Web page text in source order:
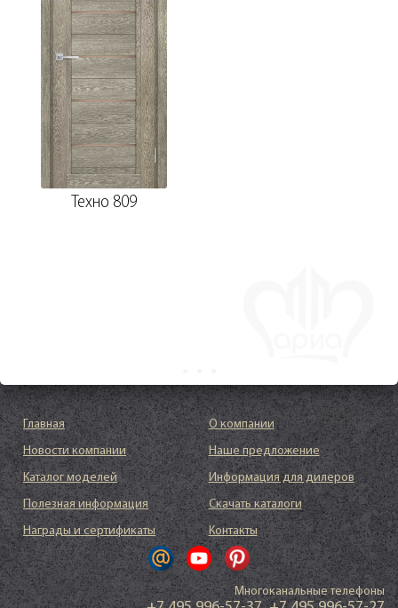
Техно 809
Главная
О компании
Новости компании
Наше предложение
Каталог моделей
Информация для дилеров
Полезная информация
Скачать каталоги
Награды и сертификаты
Контакты
Многоканальные телефоны